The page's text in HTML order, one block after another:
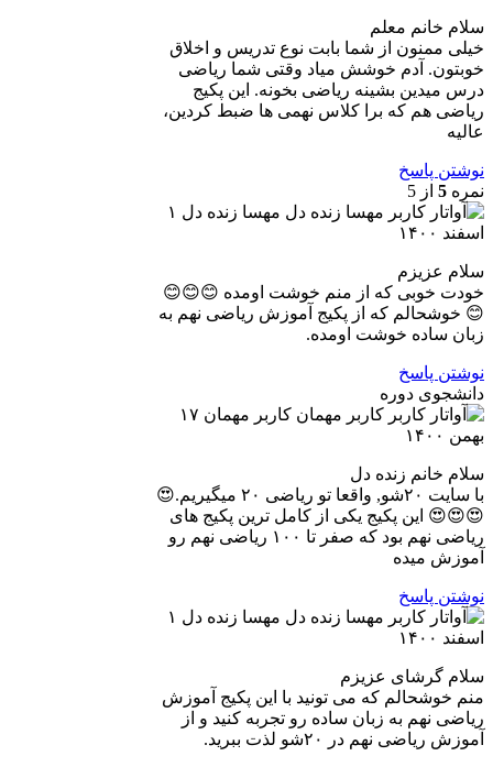
سلام خانم معلم
خیلی ممنون از شما بابت نوع تدریس و اخلاق
خوبتون. آدم خوشش میاد وقتی شما ریاضی
درس میدین بشینه ریاضی بخونه. این پکیج
ریاضی هم که برا کلاس نهمی ها ضبط کردین،
عالیه
نوشتن پاسخ
نمره 5 از 5
مهسا زنده دل ۱
اسفند ۱۴۰۰
سلام عزیزم
خودت خوبی که از منم خوشت اومده 😊😊😊
😊 خوشحالم که از پکیج آموزش ریاضی نهم به
زبان ساده خوشت اومده.
نوشتن پاسخ
دانشجوی دوره
کاربر مهمان ۱۷
بهمن ۱۴۰۰
سلام خانم زنده دل
با سایت ۲۰شو, واقعا تو ریاضی ۲۰ میگیریم.😍
😍😍😍 این پکیج یکی از کامل ترین پکیج های
ریاضی نهم بود که صفر تا ۱۰۰ ریاضی نهم رو
آموزش میده
نوشتن پاسخ
مهسا زنده دل ۱
اسفند ۱۴۰۰
سلام گرشای عزیزم
منم خوشحالم که می تونید با این پکیج آموزش
ریاضی نهم به زبان ساده رو تجربه کنید و از
آموزش ریاضی نهم در ۲۰شو لذت ببرید.